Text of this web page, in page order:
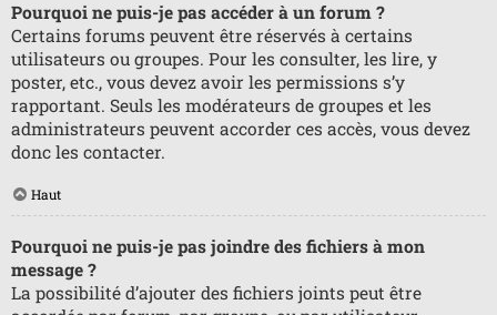
Pourquoi ne puis-je pas accéder à un forum ?
Certains forums peuvent être réservés à certains
utilisateurs ou groupes. Pour les consulter, les lire, y
poster, etc., vous devez avoir les permissions s’y
rapportant. Seuls les modérateurs de groupes et les
administrateurs peuvent accorder ces accès, vous devez
donc les contacter.
Haut
Pourquoi ne puis-je pas joindre des fichiers à mon
message ?
La possibilité d’ajouter des fichiers joints peut être